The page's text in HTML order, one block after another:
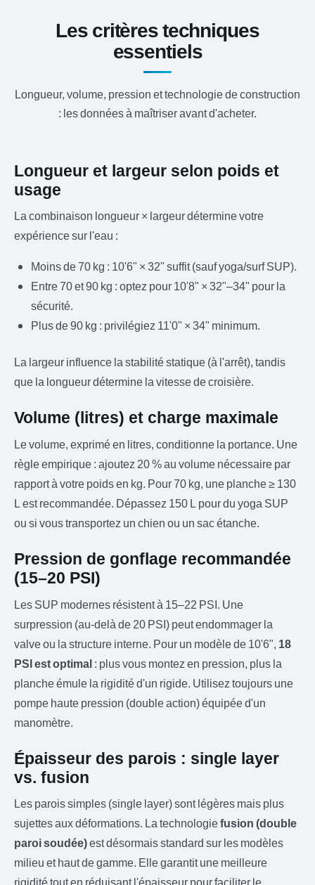
Les critères techniques
essentiels
Longueur, volume, pression et technologie de construction
: les données à maîtriser avant d'acheter.
Longueur et largeur selon poids et
usage
La combinaison longueur × largeur détermine votre
expérience sur l'eau :
Moins de 70 kg : 10'6" × 32" suffit (sauf yoga/surf SUP).
Entre 70 et 90 kg : optez pour 10'8" × 32"–34" pour la
sécurité.
Plus de 90 kg : privilégiez 11'0" × 34" minimum.
La largeur influence la stabilité statique (à l'arrêt), tandis
que la longueur détermine la vitesse de croisière.
Volume (litres) et charge maximale
Le volume, exprimé en litres, conditionne la portance. Une
règle empirique : ajoutez 20 % au volume nécessaire par
rapport à votre poids en kg. Pour 70 kg, une planche ≥ 130
L est recommandée. Dépassez 150 L pour du yoga SUP
ou si vous transportez un chien ou un sac étanche.
Pression de gonflage recommandée
(15–20 PSI)
Les SUP modernes résistent à 15–22 PSI. Une
surpression (au-delà de 20 PSI) peut endommager la
valve ou la structure interne. Pour un modèle de 10'6", 18
PSI est optimal: plus vous montez en pression, plus la
planche émule la rigidité d'un rigide. Utilisez toujours une
pompe haute pression (double action) équipée d'un
manomètre.
Épaisseur des parois : single layer
vs. fusion
Les parois simples (single layer) sont légères mais plus
sujettes aux déformations. La technologiefusion (double
paroi soudée)est désormais standard sur les modèles
milieu et haut de gamme. Elle garantit une meilleure
rigidité tout en réduisant l'épaisseur pour faciliter le